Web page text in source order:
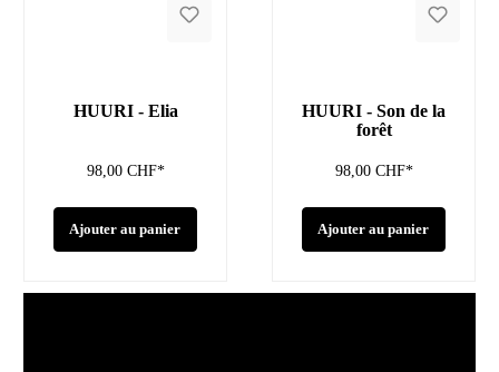
HUURI - Elia
98,00 CHF*
Ajouter au panier
HUURI - Son de la
forêt
98,00 CHF*
Ajouter au panier